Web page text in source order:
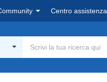
Centro assistenza